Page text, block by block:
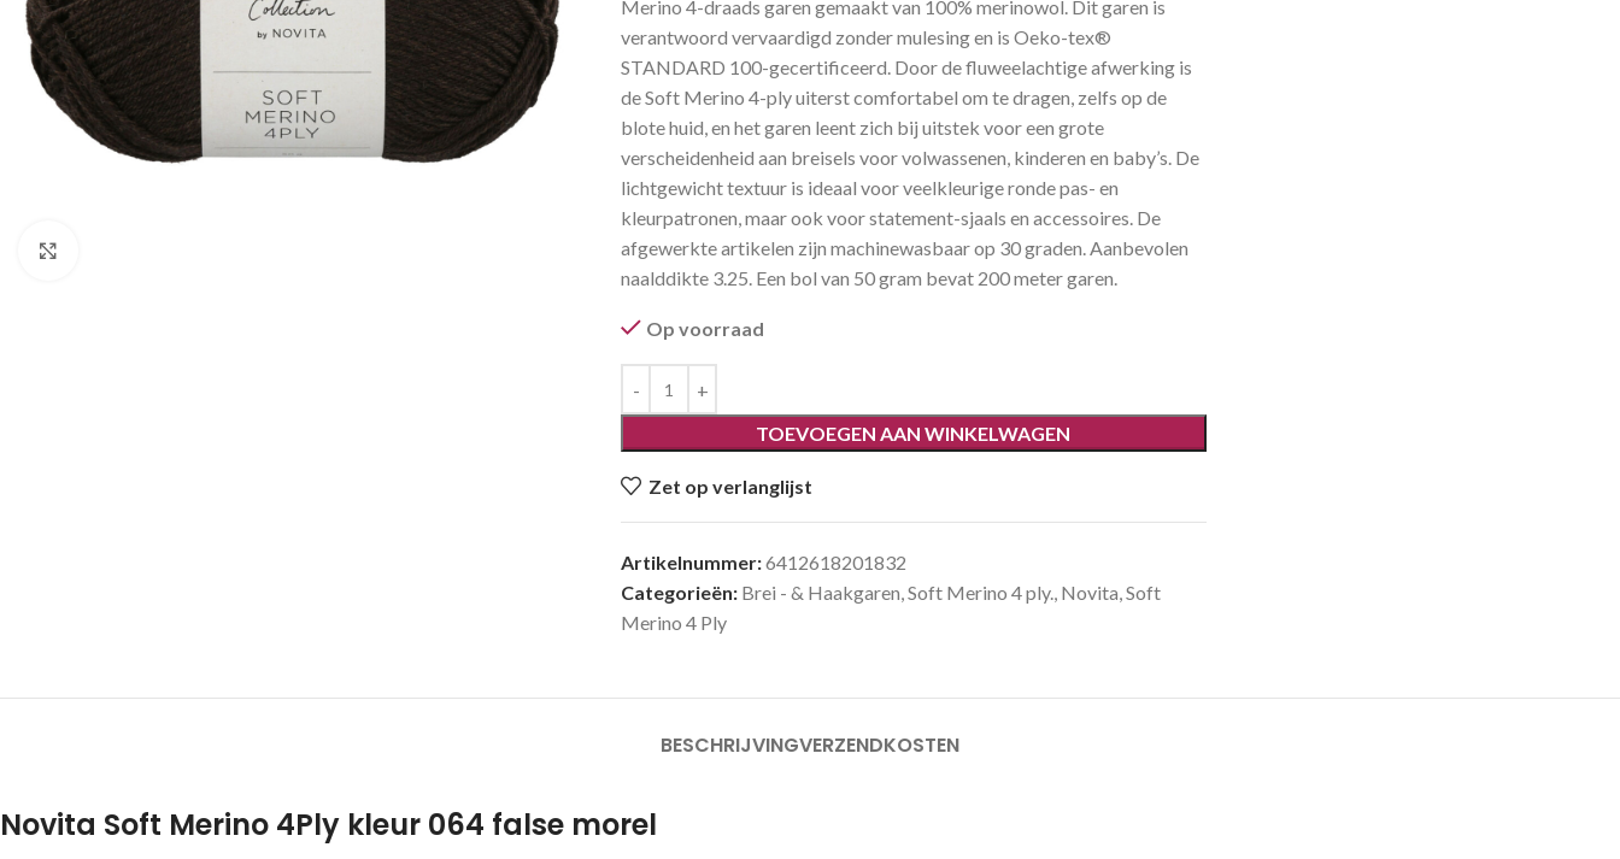
Merino 4-draads garen gemaakt van 100% merinowol. Dit garen is
verantwoord vervaardigd zonder mulesing en is Oeko-tex®
STANDARD 100-gecertificeerd. Door de fluweelachtige afwerking is
de Soft Merino 4-ply uiterst comfortabel om te dragen, zelfs op de
blote huid, en het garen leent zich bij uitstek voor een grote
verscheidenheid aan breisels voor volwassenen, kinderen en baby’s. De
lichtgewicht textuur is ideaal voor veelkleurige ronde pas- en
kleurpatronen, maar ook voor statement-sjaals en accessoires. De
afgewerkte artikelen zijn machinewasbaar op 30 graden. Aanbevolen
naalddikte 3.25. Een bol van 50 gram bevat 200 meter garen.
Op voorraad
TOEVOEGEN AAN WINKELWAGEN
Zet op verlanglijst
Artikelnummer:6412618201832
Categorieën: Brei - & Haakgaren,Soft Merino 4 ply., Novita,Soft
Merino 4 Ply
BESCHRIJVINGVERZENDKOSTEN
Novita Soft Merino 4Ply kleur 064 false morel